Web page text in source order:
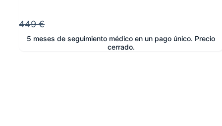
449 €
5 meses de seguimiento médico en un pago único. Precio
cerrado.